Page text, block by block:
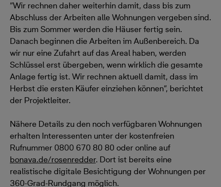
”Wir rechnen daher weiterhin damit, dass bis zum
Abschluss der Arbeiten alle Wohnungen vergeben sind.
Bis zum Sommer werden die Häuser fertig sein.
Danach beginnen die Arbeiten im Außenbereich. Da
wir nur eine Zufahrt auf das Areal haben, werden
Schlüssel erst übergeben, wenn wirklich die gesamte
Anlage fertig ist. Wir rechnen aktuell damit, dass im
Herbst die ersten Käufer einziehen können”, berichtet
der Projektleiter.
Nähere Details zu den noch verfügbaren Wohnungen
erhalten Interessenten unter der kostenfreien
Rufnummer 0800 670 80 80 oder online auf
bonava.de/rosenredder. Dort ist bereits eine
realistische digitale Besichtigung der Wohnungen per
360-Grad-Rundgang möglich.